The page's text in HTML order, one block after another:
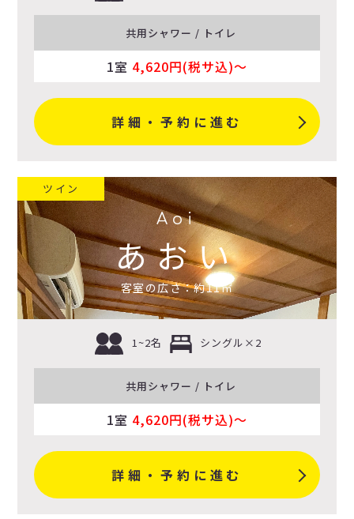
共用シャワー / トイレ
1室 4,620円(税サ込)〜
詳細・予約に進む
Aoi
あおい
客室の広さ：約11㎡
1~2名 シングル×2
共用シャワー / トイレ
1室 4,620円(税サ込)〜
詳細・予約に進む
ツイン